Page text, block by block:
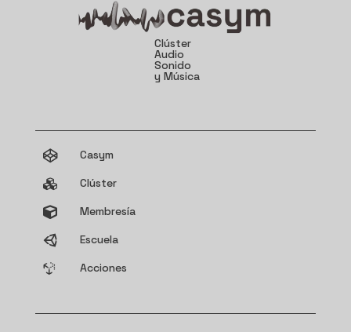
Clúster
Audio
Sonido
y Música
 Casym
 Clúster
 Membresía
 Escuela
 Acciones